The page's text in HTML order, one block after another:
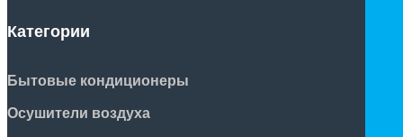
Категории
Бытовые кондиционеры
Осушители воздуха